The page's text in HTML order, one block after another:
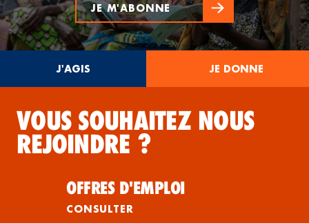
JE M'ABONNE
J'AGIS JE DONNE
VOUS SOUHAITEZ NOUS
REJOINDRE ?
OFFRES D'EMPLOI
CONSULTER